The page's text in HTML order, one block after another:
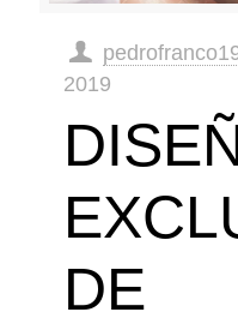
2019
DE